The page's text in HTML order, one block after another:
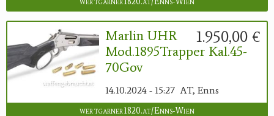
1.950,00 €
Marlin UHR
Mod.1895Trapper Kal.45-
70Gov
14.10.2024 - 15:27 AT, Enns
wertgarner1820.at/Enns-Wien